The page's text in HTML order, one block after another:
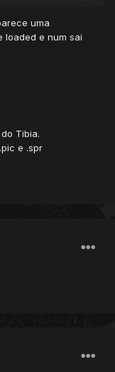
uma
loaded e num sai
Tibia.
e .spr